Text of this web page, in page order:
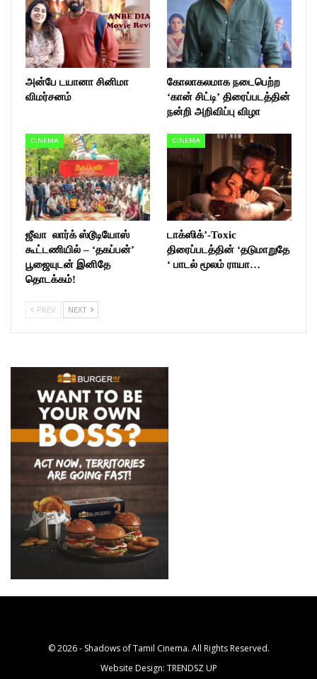
அன்பே டயானா சினிமா
விமர்சனம்
கோலாகலமாக நடைபெற்ற
‘கான் சிட்டி’ திரைப்படத்தின்
நன்றி அறிவிப்பு விழா
CINEMA
ஜீவா லார்க் ஸ்டூடியோஸ்
கூட்டணியில் – ‘தகப்பன்’
பூஜையுடன் இனிதே
தொடக்கம்!
CINEMA
டாக்ஸிக்’-Toxic
திரைப்படத்தின் ‘தடுமாறுதே
‘ பாடல் மூலம் ராயா…
PREV NEXT
© 2026 - Shadows of Tamil Cinema. All Rights Reserved.
Website Design: TRENDSZ UP